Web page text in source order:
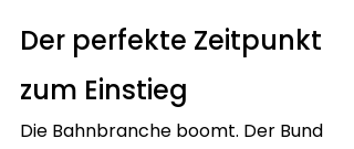
Der perfekte Zeitpunkt
zum Einstieg
Die Bahnbranche boomt. Der Bund